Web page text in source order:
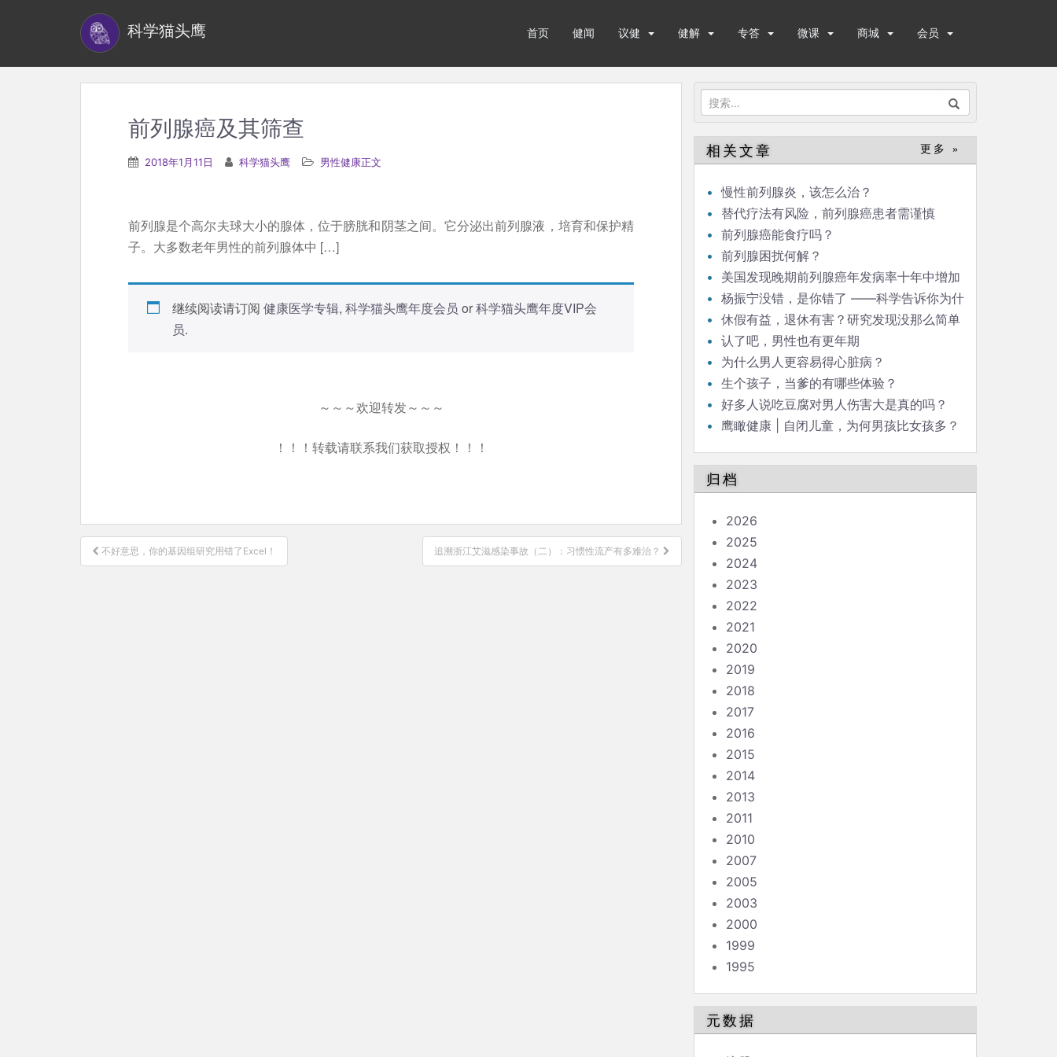
科学猫头鹰 首页 健闻 议健 健解 专答 微课 商城 会员
搜
索：
前列腺癌及其筛查
2018年1月11日 科学猫头鹰 男性健康正文
前列腺是个高尔夫球大小的腺体，位于膀胱和阴茎之间。它分泌出前列腺液，培育和保护精
子。大多数老年男性的前列腺体中 […]
继续阅读请订阅 健康医学专辑, 科学猫头鹰年度会员 or科学猫头鹰年度VIP会
员.
～～～欢迎转发～～～
！！！转载请联系我们获取授权！！！
文
章
不好意思，你的基因组研究用错了Excel！ 追溯浙江艾滋感染事故（二）：习惯性流产有多难治？
相关文章 更多 »
慢性前列腺炎，该怎么治？
替代疗法有风险，前列腺癌患者需谨慎
前列腺癌能食疗吗？
前列腺困扰何解？
美国发现晚期前列腺癌年发病率十年中增加
了72%!
杨振宁没错，是你错了 ——科学告诉你为什
么82岁还要结婚
休假有益，退休有害？研究发现没那么简单
认了吧，男性也有更年期
为什么男人更容易得心脏病？
生个孩子，当爹的有哪些体验？
好多人说吃豆腐对男人伤害大是真的吗？
鹰瞰健康 | 自闭儿童，为何男孩比女孩多？
归档
2026
2025
2024
2023
2022
2021
2020
2019
2018
2017
2016
2015
2014
2013
2011
2010
2007
2005
2003
2000
1999
1995
元数据